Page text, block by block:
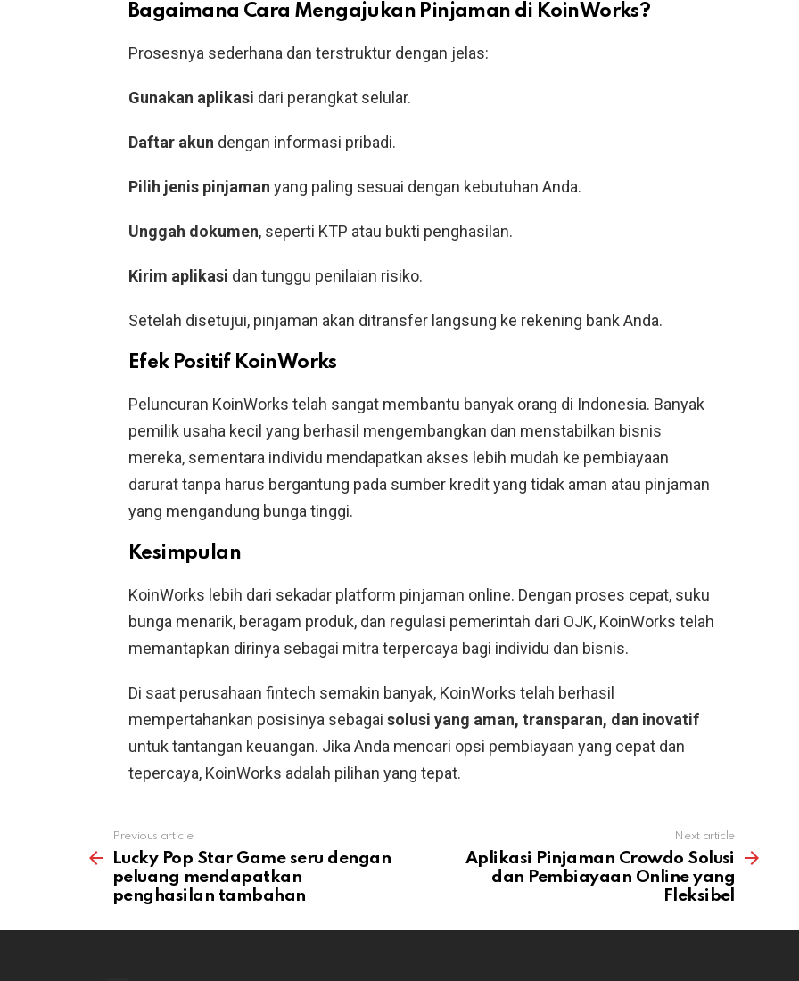
Bagaimana Cara Mengajukan Pinjaman di KoinWorks?
Prosesnya sederhana dan terstruktur dengan jelas:
Gunakan aplikasi dari perangkat selular.
Daftar akun dengan informasi pribadi.
Pilih jenis pinjaman yang paling sesuai dengan kebutuhan Anda.
Unggah dokumen, seperti KTP atau bukti penghasilan.
Kirim aplikasi dan tunggu penilaian risiko.
Setelah disetujui, pinjaman akan ditransfer langsung ke rekening bank Anda.
Efek Positif KoinWorks
Peluncuran KoinWorks telah sangat membantu banyak orang di Indonesia. Banyak
pemilik usaha kecil yang berhasil mengembangkan dan menstabilkan bisnis
mereka, sementara individu mendapatkan akses lebih mudah ke pembiayaan
darurat tanpa harus bergantung pada sumber kredit yang tidak aman atau pinjaman
yang mengandung bunga tinggi.
Kesimpulan
KoinWorks lebih dari sekadar platform pinjaman online. Dengan proses cepat, suku
bunga menarik, beragam produk, dan regulasi pemerintah dari OJK, KoinWorks telah
memantapkan dirinya sebagai mitra terpercaya bagi individu dan bisnis.
Di saat perusahaan fintech semakin banyak, KoinWorks telah berhasil
mempertahankan posisinya sebagai solusi yang aman, transparan, dan inovatif
untuk tantangan keuangan. Jika Anda mencari opsi pembiayaan yang cepat dan
tepercaya, KoinWorks adalah pilihan yang tepat.
more
Previous article
Lucky Pop Star Game seru dengan
peluang mendapatkan
penghasilan tambahan
Next article
Aplikasi Pinjaman Crowdo Solusi
dan Pembiayaan Online yang
Fleksibel